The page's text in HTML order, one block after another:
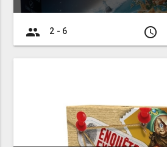
group 2 - 6 access_time